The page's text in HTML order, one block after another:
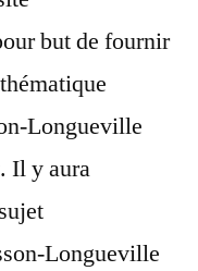
but de fournir
Longueville
Il y aura
Longueville